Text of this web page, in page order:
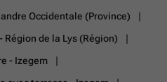
Occidentale (Province)
de la Lys (Région)
- Izegem